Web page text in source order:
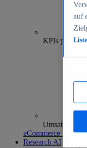
KPIs pro Shop
eCommerce
Research AI
auf